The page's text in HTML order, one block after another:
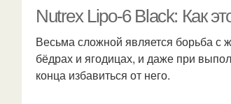
Nutrex Lipo-6 Black: Как
Весьма сложной является борьба с
бёдрах и ягодицах, и даже при
конца избавиться от него.